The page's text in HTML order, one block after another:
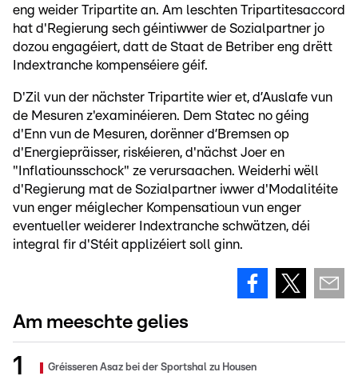
eng weider Tripartite an. Am leschten Tripartitesaccord
hat d'Regierung sech géintiwwer de Sozialpartner jo
dozou engagéiert, datt de Staat de Betriber eng drëtt
Indextranche kompenséiere géif.
D'Zil vun der nächster Tripartite wier et, d’Auslafe vun
de Mesuren z'examinéieren. Dem Statec no géing
d'Enn vun de Mesuren, dorënner d’Bremsen op
d'Energiepräisser, riskéieren, d'nächst Joer en
"Inflatiounsschock" ze verursaachen. Weiderhi wëll
d'Regierung mat de Sozialpartner iwwer d'Modalitéite
vun enger méiglecher Kompensatioun vun enger
eventueller weiderer Indextranche schwätzen, déi
integral fir d'Stéit applizéiert soll ginn.
Am meeschte gelies
Gréisseren Asaz bei der Sportshal zu Housen